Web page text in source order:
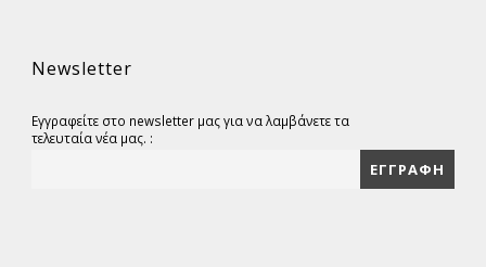
Newsletter
Εγγραφείτε στο newsletter μας για να λαμβάνετε τα
τελευταία νέα μας. :